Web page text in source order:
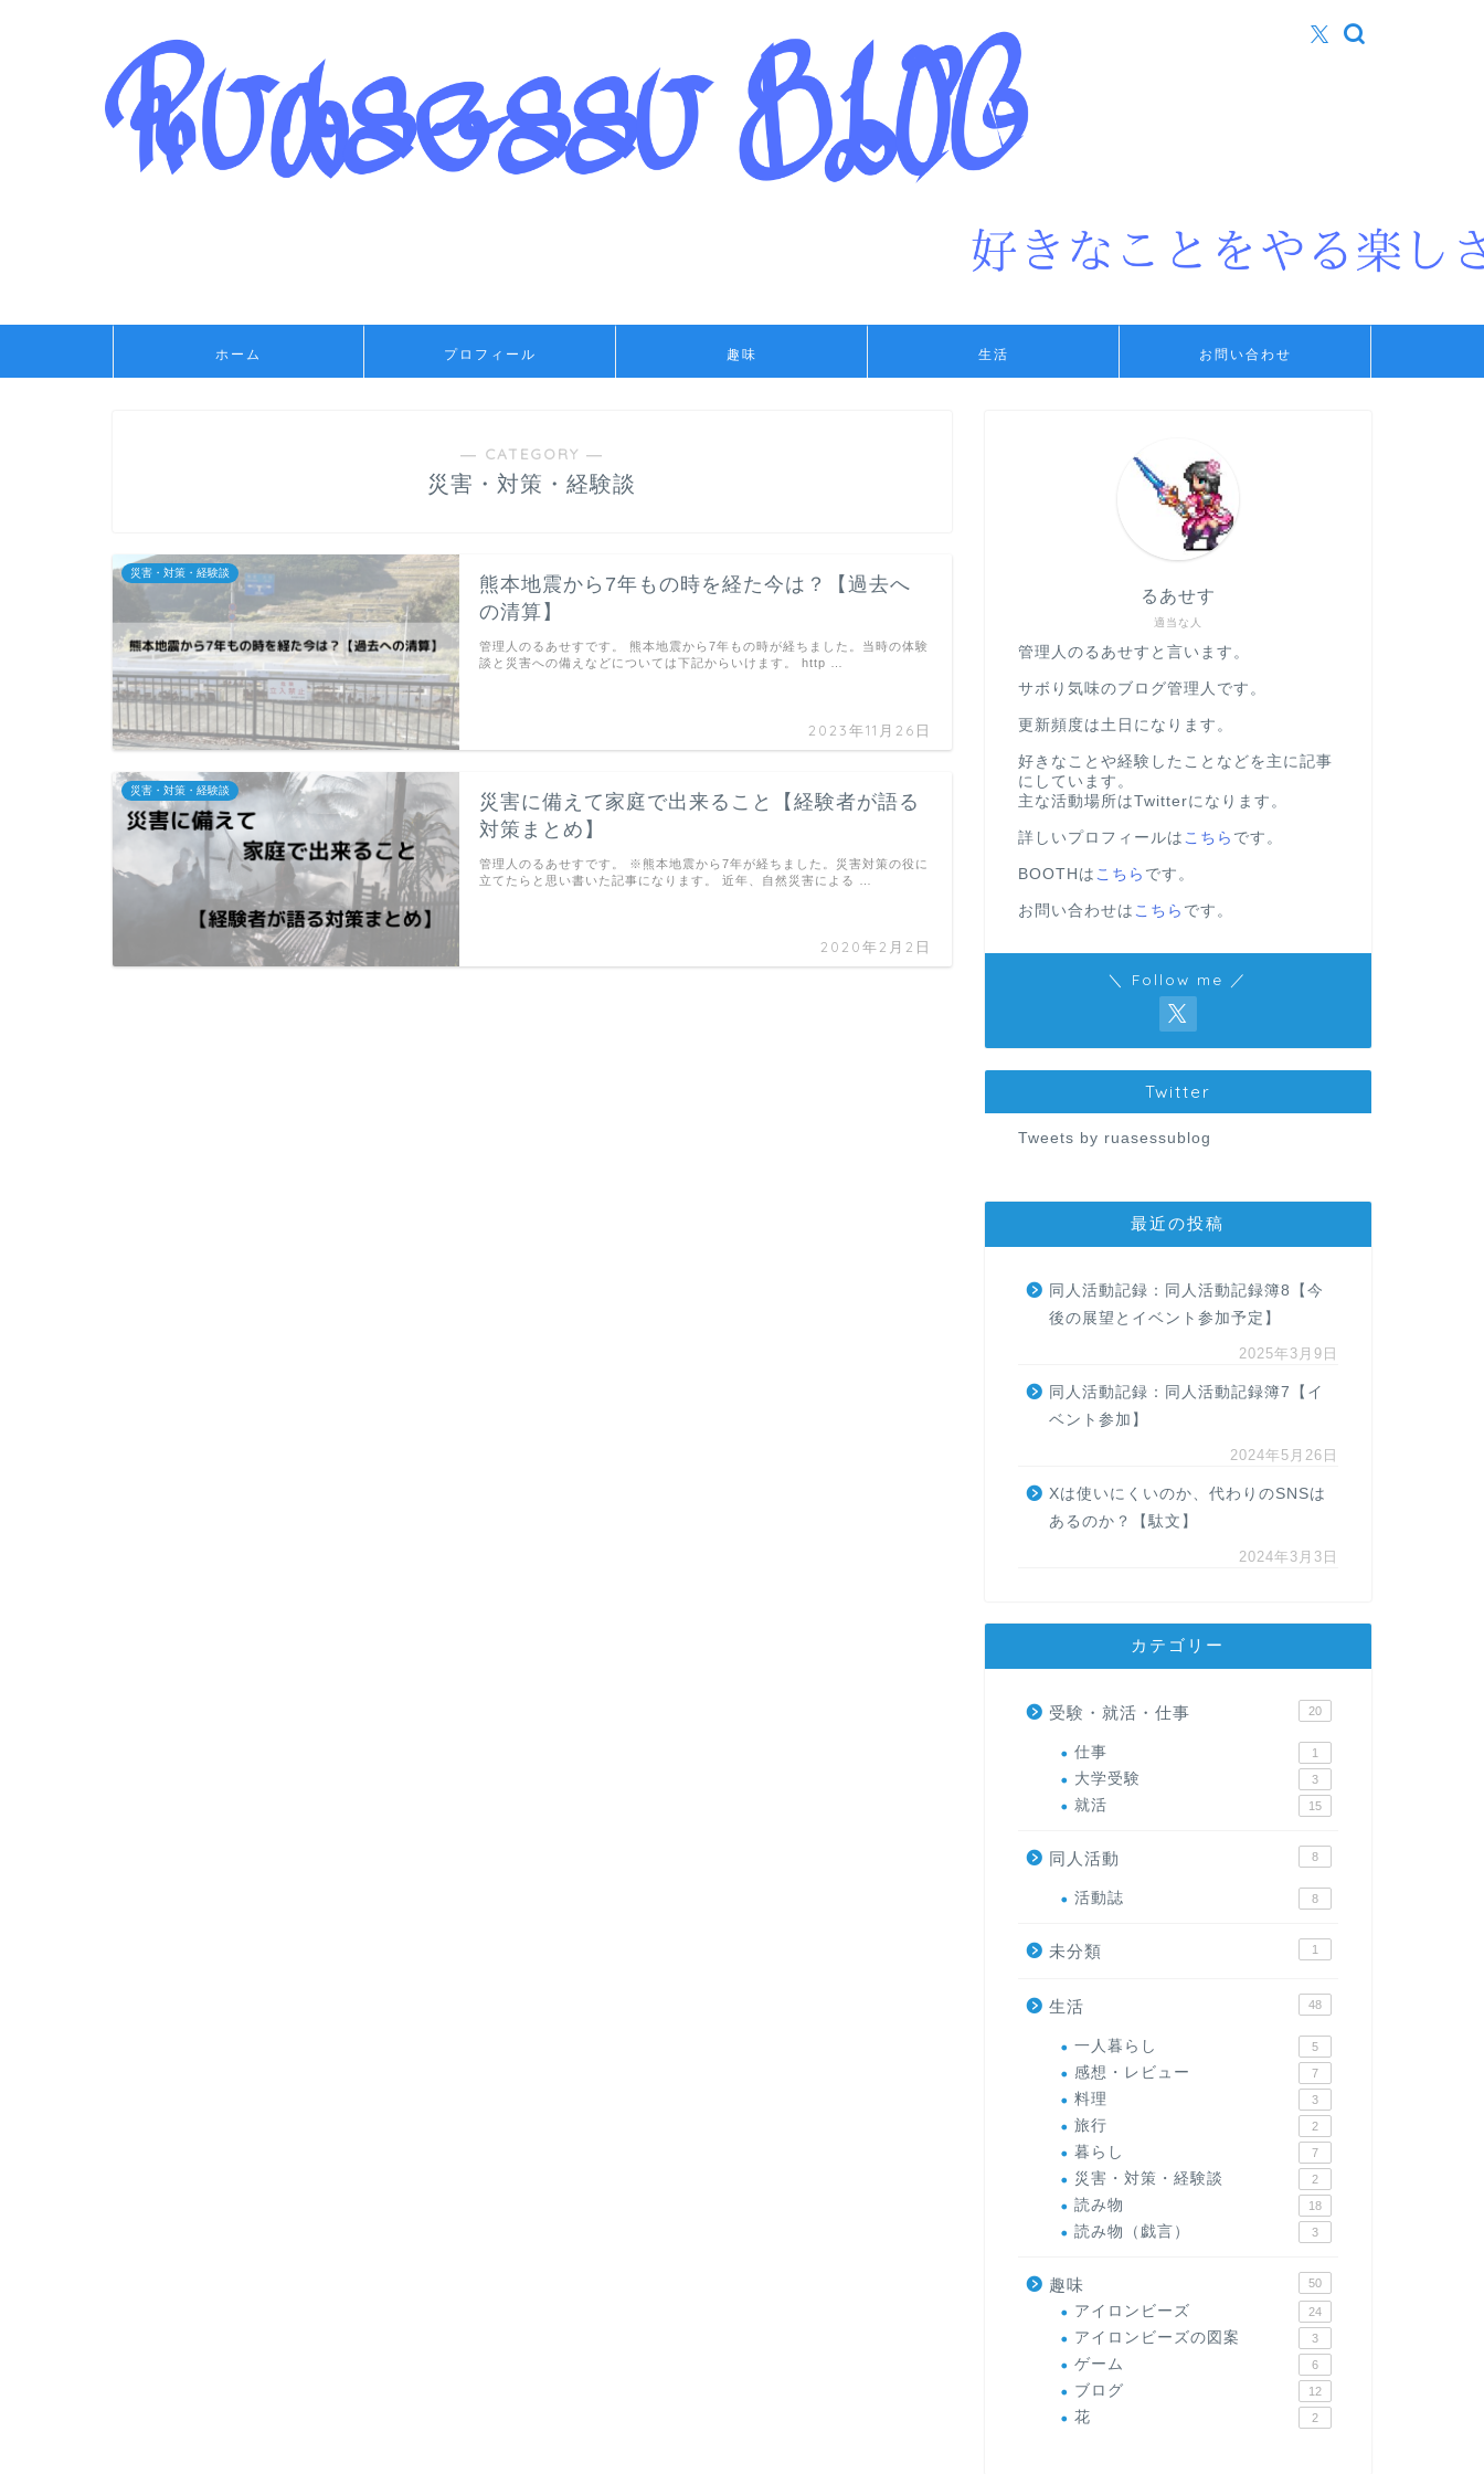
ホーム プロフィール 趣味 生活 お問い合わせ
― CATEGORY ―
災害・対策・経験談
災害・対策・経験談
熊本地震から7年もの時を経た今は？【過去へ
の清算】
2023年11月26日
管理人のるあせすです。 熊本地震から7年もの時が経ちました。当時の体験
談と災害への備えなどについては下記からいけます。 http …
災害・対策・経験談
災害に備えて家庭で出来ること【経験者が語る
対策まとめ】
2020年2月2日
管理人のるあせすです。 ※熊本地震から7年が経ちました。災害対策の役に
立てたらと思い書いた記事になります。 近年、自然災害による …
適当な人
るあせす
管理人のるあせすと言います。
サボり気味のブログ管理人です。
更新頻度は土日になります。
好きなことや経験したことなどを主に記事
にしています。
主な活動場所はTwitterになります。
詳しいプロフィールは こちら です。
BOOTHは こちら です。
お問い合わせは こちら です。
＼ Follow me ／
Twitter
Tweets by ruasessublog
最近の投稿
同人活動記録：同人活動記録簿8【今
後の展望とイベント参加予定】
2025年3月9日
同人活動記録：同人活動記録簿7【イ
ベント参加】
2024年5月26日
Xは使いにくいのか、代わりのSNSは
あるのか？【駄文】
2024年3月3日
カテゴリー
受験・就活・仕事 20
仕事 1
大学受験 3
就活 15
同人活動 8
活動誌 8
未分類 1
生活 48
一人暮らし 5
感想・レビュー 7
料理 3
旅行 2
暮らし 7
災害・対策・経験談 2
読み物 18
読み物（戯言） 3
趣味 50
アイロンビーズ 24
アイロンビーズの図案 3
ゲーム 6
ブログ 12
花 2